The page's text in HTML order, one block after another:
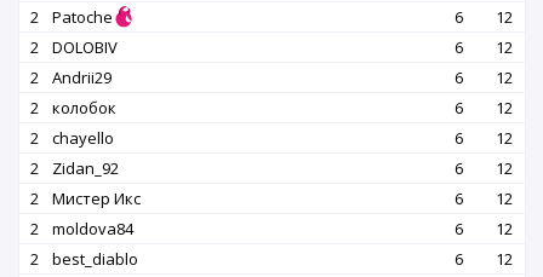
2
Patoche 6
12
2
DOLOBIV 6
12
2
Andrii29 6
12
2
колобок 6
12
2
chayello 6
12
2
Zidan_92 6
12
2
Мистер Икс 6
12
2
moldova84 6
12
2
best_diablo 6
12